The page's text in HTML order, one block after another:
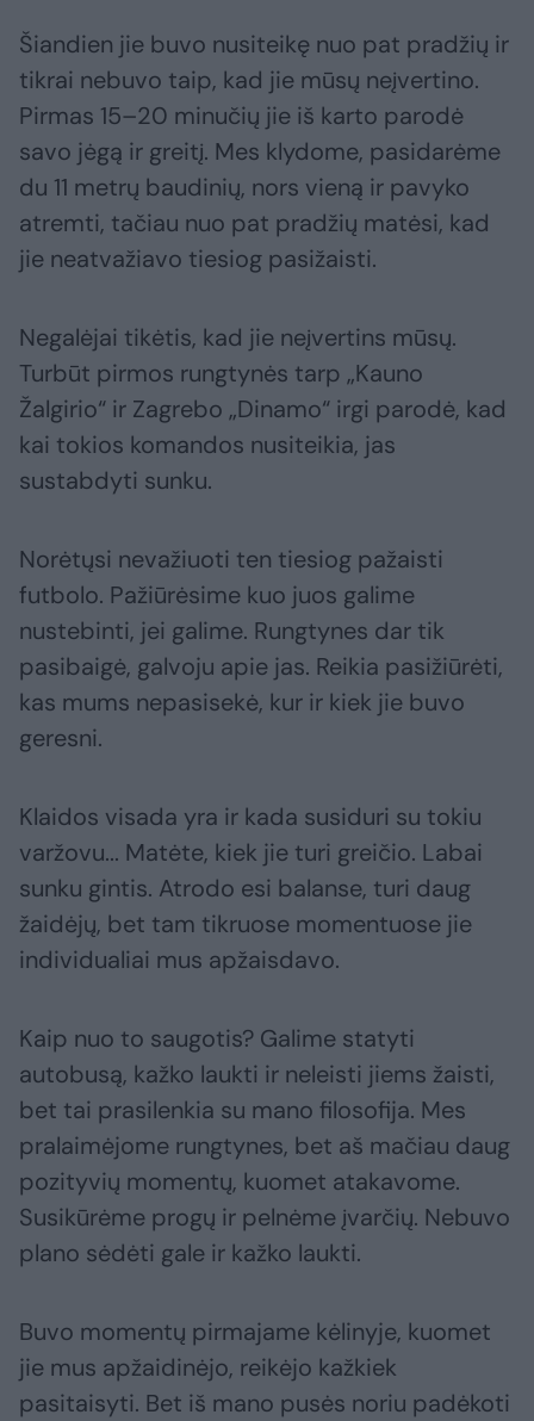
Šiandien jie buvo nusiteikę nuo pat pradžių ir
tikrai nebuvo taip, kad jie mūsų neįvertino.
Pirmas 15–20 minučių jie iš karto parodė
savo jėgą ir greitį. Mes klydome, pasidarėme
du 11 metrų baudinių, nors vieną ir pavyko
atremti, tačiau nuo pat pradžių matėsi, kad
jie neatvažiavo tiesiog pasižaisti.
Negalėjai tikėtis, kad jie neįvertins mūsų.
Turbūt pirmos rungtynės tarp „Kauno
Žalgirio“ ir Zagrebo „Dinamo“ irgi parodė, kad
kai tokios komandos nusiteikia, jas
sustabdyti sunku.
Norėtųsi nevažiuoti ten tiesiog pažaisti
futbolo. Pažiūrėsime kuo juos galime
nustebinti, jei galime. Rungtynes dar tik
pasibaigė, galvoju apie jas. Reikia pasižiūrėti,
kas mums nepasisekė, kur ir kiek jie buvo
geresni.
Klaidos visada yra ir kada susiduri su tokiu
varžovu... Matėte, kiek jie turi greičio. Labai
sunku gintis. Atrodo esi balanse, turi daug
žaidėjų, bet tam tikruose momentuose jie
individualiai mus apžaisdavo.
Kaip nuo to saugotis? Galime statyti
autobusą, kažko laukti ir neleisti jiems žaisti,
bet tai prasilenkia su mano filosofija. Mes
pralaimėjome rungtynes, bet aš mačiau daug
pozityvių momentų, kuomet atakavome.
Susikūrėme progų ir pelnėme įvarčių. Nebuvo
plano sėdėti gale ir kažko laukti.
Buvo momentų pirmajame kėlinyje, kuomet
jie mus apžaidinėjo, reikėjo kažkiek
pasitaisyti. Bet iš mano pusės noriu padėkoti